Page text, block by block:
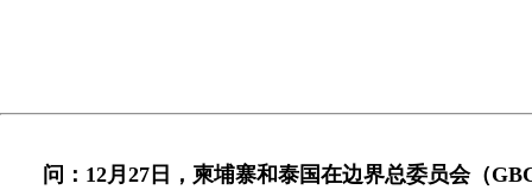
问：12月27日，柬埔寨和泰国在边界总委员会（